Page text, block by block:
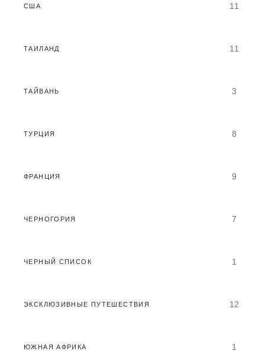
США 11
ТАИЛАНД 11
ТАЙВАНЬ 3
ТУРЦИЯ 8
ФРАНЦИЯ 9
ЧЕРНОГОРИЯ 7
ЧЕРНЫЙ СПИСОК 1
ЭКСКЛЮЗИВНЫЕ ПУТЕШЕСТВИЯ 12
ЮЖНАЯ АФРИКА 1